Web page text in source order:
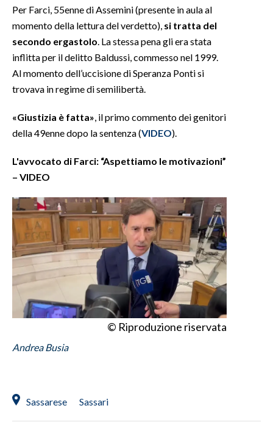
#CARAUNIONE
3 MINUTI CON
INSULARITÀ
ABBONATI
NECROLOGI
PUBBLICITÀ
SPIAGGE
STORE
Per Farci, 55enne di Assemini (presente in aula al
momento della lettura del verdetto), si tratta del
secondo ergastolo . La stessa pena gli era stata
inflitta per il delitto Baldussi, commesso nel 1999.
Al momento dell’uccisione di Speranza Ponti si
trovava in regime di semilibertà.
«Giustizia è fatta» , il primo commento dei genitori
della 49enne dopo la sentenza (VIDEO).
L'avvocato di Farci: “Aspettiamo le motivazioni”
– VIDEO
© Riproduzione riservata
Andrea Busia
Sassarese Sassari